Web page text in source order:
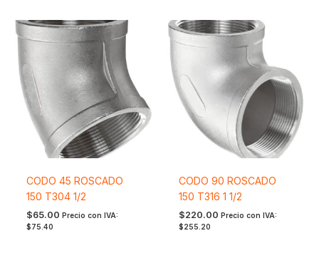
CODO 45 ROSCADO
150 T304 1/2
$65.00 Precio con IVA:
$75.40
CODO 90 ROSCADO
150 T316 1 1/2
$220.00 Precio con IVA:
$255.20